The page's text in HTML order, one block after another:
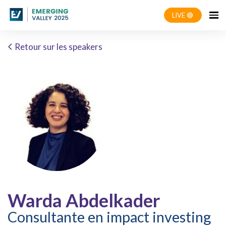
LIVE 🔴
Retour sur les speakers
Warda Abdelkader
Consultante en impact investing